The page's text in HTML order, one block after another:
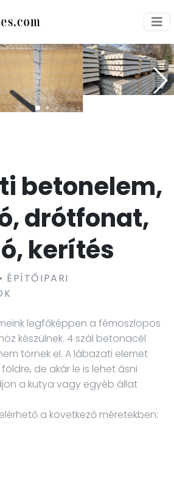
betonelem,
drótfonat,
kerítés
ÉPÍTŐIPARI
legfőképpen a fémoszlopos
készülnek. 4 szál betonacél
törnek el. A lábazati elemet
de akár le is lehet ásni
a kutya vagy egyéb állat
a következő méretekben: